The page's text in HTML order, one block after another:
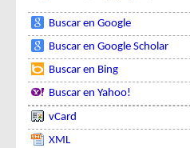
Buscar en Google
Buscar en Google Scholar
Buscar en Bing
Buscar en Yahoo!
vCard
XML